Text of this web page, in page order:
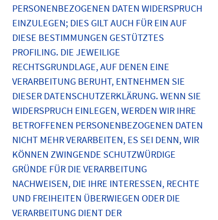
PERSONENBEZOGENEN DATEN WIDERSPRUCH
EINZULEGEN; DIES GILT AUCH FÜR EIN AUF
DIESE BESTIMMUNGEN GESTÜTZTES
PROFILING. DIE JEWEILIGE
RECHTSGRUNDLAGE, AUF DENEN EINE
VERARBEITUNG BERUHT, ENTNEHMEN SIE
DIESER DATENSCHUTZERKLÄRUNG. WENN SIE
WIDERSPRUCH EINLEGEN, WERDEN WIR IHRE
BETROFFENEN PERSONENBEZOGENEN DATEN
NICHT MEHR VERARBEITEN, ES SEI DENN, WIR
KÖNNEN ZWINGENDE SCHUTZWÜRDIGE
GRÜNDE FÜR DIE VERARBEITUNG
NACHWEISEN, DIE IHRE INTERESSEN, RECHTE
UND FREIHEITEN ÜBERWIEGEN ODER DIE
VERARBEITUNG DIENT DER